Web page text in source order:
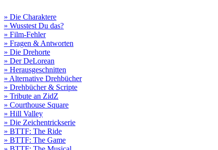
» Die Charaktere
» Wusstest Du das?
» Film-Fehler
» Fragen & Antworten
» Die Drehorte
» Der DeLorean
» Herausgeschnitten
» Alternative Drehbücher
» Drehbücher & Scripte
» Tribute an ZidZ
» Courthouse Square
» Hill Valley
» Die Zeichentrickserie
» BTTF: The Ride
» BTTF: The Game